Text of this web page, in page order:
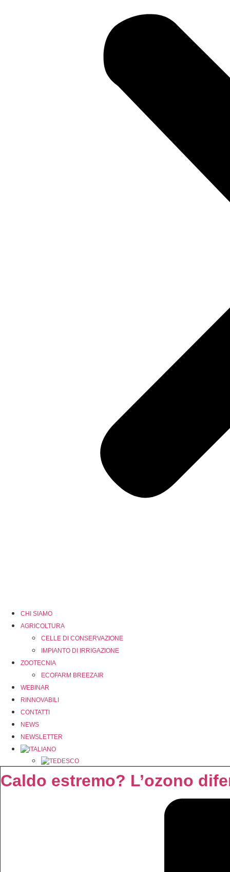
CHI SIAMO
AGRICOLTURA
CELLE DI CONSERVAZIONE
IMPIANTO DI IRRIGAZIONE
ZOOTECNIA
ECOFARM BREEZAIR
WEBINAR
RINNOVABILI
CONTATTI
NEWS
NEWSLETTER
Caldo estremo? L’ozono